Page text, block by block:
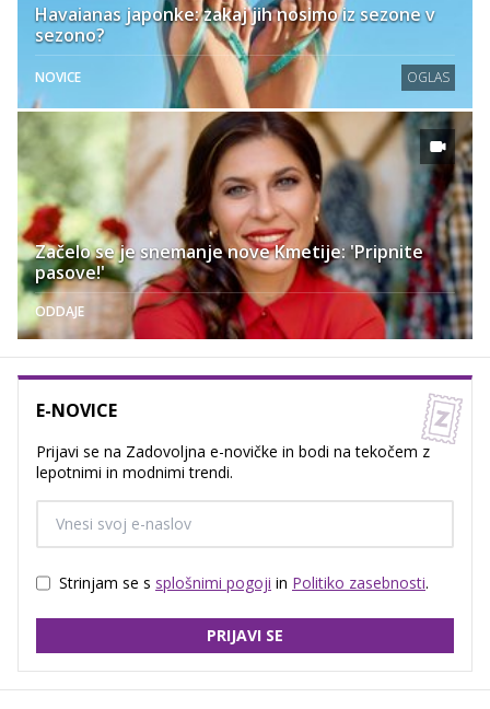
Havaianas japonke: zakaj jih nosimo iz sezone v
sezono?
NOVICE OGLAS
Začelo se je snemanje nove Kmetije: 'Pripnite
pasove!'
ODDAJE
E-NOVICE
Prijavi se na Zadovoljna e-novičke in bodi na tekočem z
lepotnimi in modnimi trendi.
Strinjam se s splošnimi pogoji in Politiko zasebnosti.
PRIJAVI SE